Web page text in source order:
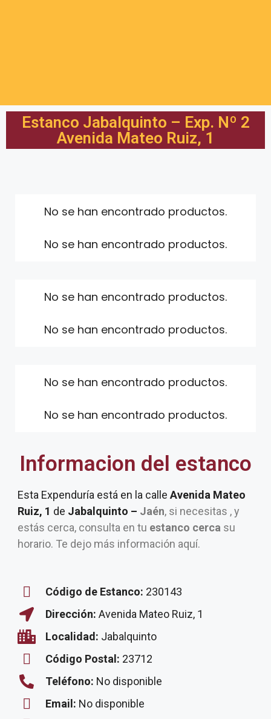
Estanco Jabalquinto – Exp. Nº 2
Avenida Mateo Ruiz, 1
No se han encontrado productos.
No se han encontrado productos.
No se han encontrado productos.
No se han encontrado productos.
No se han encontrado productos.
No se han encontrado productos.
Informacion del estanco
Esta Expenduría está en la calle Avenida Mateo
Ruiz, 1 de Jabalquinto – Jaén, si necesitas , y
estás cerca, consulta en tu estanco cerca su
horario. Te dejo más información aquí.
Código de Estanco: 230143
Dirección: Avenida Mateo Ruiz, 1
Localidad: Jabalquinto
Código Postal: 23712
Teléfono: No disponible
Email: No disponible